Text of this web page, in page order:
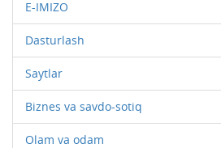
E-IMIZO
Dasturlash
Saytlar
Biznes va savdo-sotiq
Olam va odam